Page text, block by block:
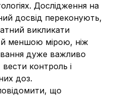
Дослідження на
досвід переконують,
викликати
й меншою мірою, ніж
дуже важливо
контроль і
доз.
що